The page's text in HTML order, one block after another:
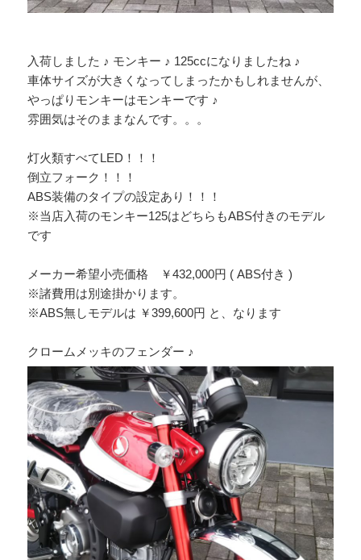
入荷しました ♪ モンキー ♪ 125ccになりましたね ♪
車体サイズが大きくなってしまったかもしれませんが、
やっぱりモンキーはモンキーです ♪
雰囲気はそのままなんです。。。
灯火類すべてLED！！！
倒立フォーク！！！
ABS装備のタイプの設定あり！！！
※当店入荷のモンキー125はどちらもABS付きのモデル
です
メーカー希望小売価格 ￥432,000円 ( ABS付き )
※諸費用は別途掛かります。
※ABS無しモデルは ￥399,600円 と、なります
クロームメッキのフェンダー ♪